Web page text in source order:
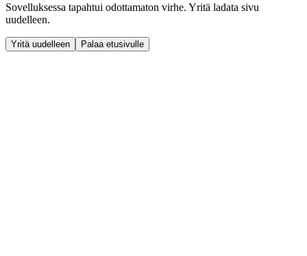
Sovelluksessa tapahtui odottamaton virhe. Yritä ladata sivu
uudelleen.
Yritä uudelleen Palaa etusivulle